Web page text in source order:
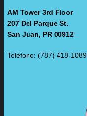
AM Tower 3rd Floor
207 Del Parque St.
San Juan, PR 00912
Teléfono: (787) 418-1089